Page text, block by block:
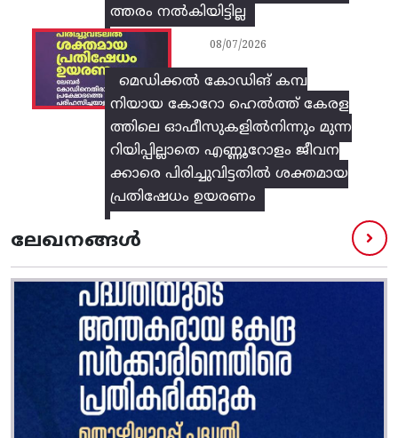
ത്തരം നൽകിയിട്ടില്ല
മെഡിക്കൽ കോഡിങ് കമ്പ
നിയായ കോറോ ഹെൽത്ത് കേരള
ത്തിലെ ഓഫീസുകളിൽനിന്നും മുന്ന
റിയിപ്പില്ലാതെ എണ്ണൂറോളം ജീവന
ക്കാരെ പിരിച്ചുവിട്ടതിൽ‌ ശക്തമായ
പ്രതിഷേധം ഉയരണം
08/07/2026
ലേഖനങ്ങൾ